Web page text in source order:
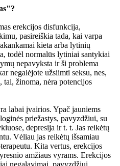
erekcijos disfunkcija,
pasireiškia tada, kai varpa
kieta arba lytinių
todėl normalūs lytiniai santykiai
nepavyksta ir ši problema
negalėjote užsiimti seksu, nes,
tai, žinoma, nėra potencijos
labai įvairios. Ypač jauniems
priežastys, pavyzdžiui, su
depresija ir t. t. Jas reikėtų
Vėliau jas reikėtų išsamiau
Kita vertus, erekcijos
amžiaus vyrams. Erekcijos